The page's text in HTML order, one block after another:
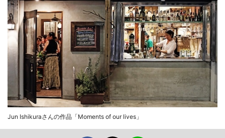
Jun Ishikuraさんの作品「Moments of our lives」